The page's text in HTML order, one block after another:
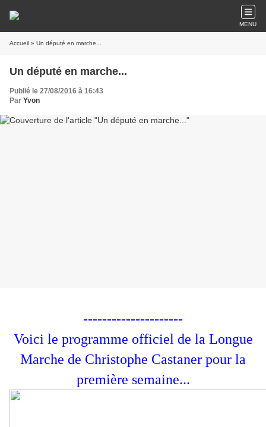
MENU
Accueil » Un député en marche...
Un député en marche...
Publié le 27/08/2016 à 16:43
Par Yvon
---------------------
Voici le programme officiel de la Longue
Marche de Christophe Castaner pour la
première semaine...